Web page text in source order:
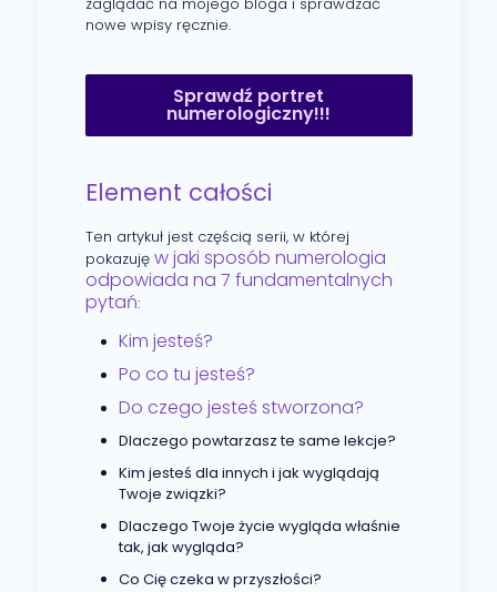
nowe wpisy ręcznie.
Sprawdź portret
numerologiczny!!!
Element całości
Ten artykuł jest częścią serii, w której
pokazuję w jaki sposób numerologia
odpowiada na 7 fundamentalnych
pytań:
Kim jesteś?
Po co tu jesteś?
Do czego jesteś stworzona?
Dlaczego powtarzasz te same lekcje?
Kim jesteś dla innych i jak wyglądają
Twoje związki?
Dlaczego Twoje życie wygląda właśnie
tak, jak wygląda?
Co Cię czeka w przyszłości?